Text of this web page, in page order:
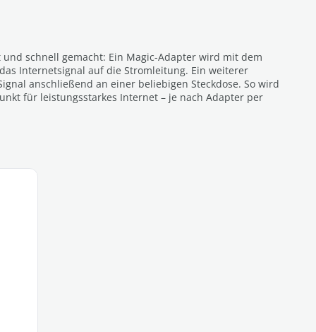
schnell gemacht: Ein Magic-Adapter wird mit dem
Internetsignal auf die Stromleitung. Ein weiterer
anschließend an einer beliebigen Steckdose. So wird
für leistungsstarkes Internet – je nach Adapter per